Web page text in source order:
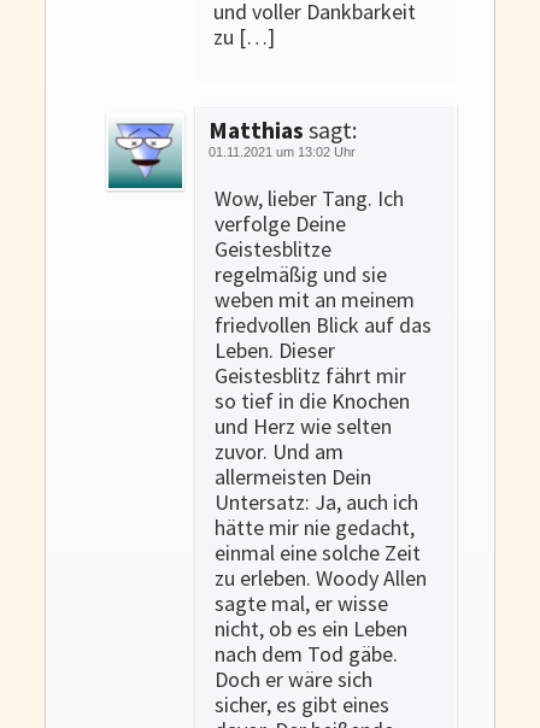
und voller Dankbarkeit
zu […]
Matthias sagt:
01.11.2021 um 13:02 Uhr
Wow, lieber Tang. Ich
verfolge Deine
Geistesblitze
regelmäßig und sie
weben mit an meinem
friedvollen Blick auf das
Leben. Dieser
Geistesblitz fährt mir
so tief in die Knochen
und Herz wie selten
zuvor. Und am
allermeisten Dein
Untersatz: Ja, auch ich
hätte mir nie gedacht,
einmal eine solche Zeit
zu erleben. Woody Allen
sagte mal, er wisse
nicht, ob es ein Leben
nach dem Tod gäbe.
Doch er wäre sich
sicher, es gibt eines